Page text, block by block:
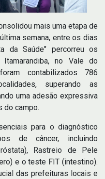
mais uma etapa de
semana, entre os dias
da Saúde" percorreu os
no Vale do
contabilizados 786
superando as
uma adesão expressiva
do campo.
para o diagnóstico
de câncer, incluindo
Rastreio de Pele
e o teste FIT (intestino).
das prefeituras locais e